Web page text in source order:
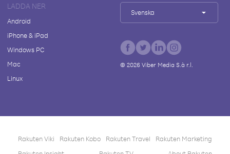
LADDA NER
Android
iPhone & iPad
Windows PC
Mac
Linux
Svenska
© 2026Viber Media S.à r.l.
Rakuten Viki Rakuten Kobo Rakuten Travel
Rakuten Marketing